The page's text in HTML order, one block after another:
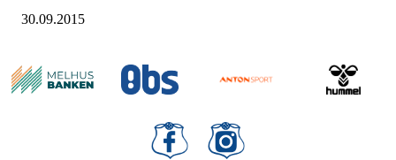
30.09.2015